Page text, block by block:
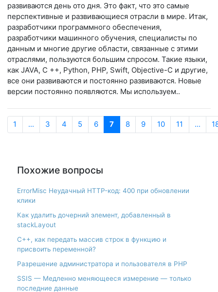
развиваются день ото дня. Это факт, что это самые
перспективные и развивающиеся отрасли в мире. Итак,
разработчики программного обеспечения,
разработчики машинного обучения, специалисты по
данным и многие другие области, связанные с этими
отраслями, пользуются большим спросом. Такие языки,
как JAVA, C ++, Python, PHP, Swift, Objective-C и другие,
все они развиваются и постоянно развиваются. Новые
версии постоянно появляются. Мы используем..
1 ... 3 4 5 6 7 8 9 10 11 ...
Похожие вопросы
ErrorMisc Неудачный HTTP-код: 400 при обновлении
клики
Как удалить дочерний элемент, добавленный в
stackLayout
С++, как передать массив строк в функцию и
присвоить переменной?
Разрешение администратора и пользователя в PHP
SSIS — Медленно меняющееся измерение — только
последние данные